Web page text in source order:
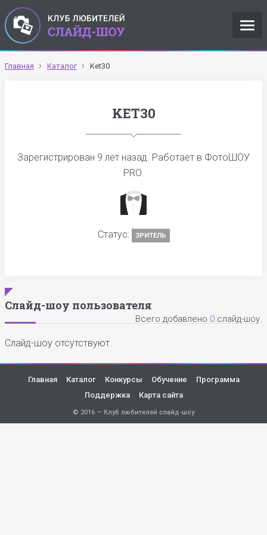
Главная Каталог Ket30
KET30
Зарегистрирован 9 лет назад. Работает в ФотоШОУ
PRO.
Статус: ЗРИТЕЛЬ
Слайд-шоу пользователя
Всего добавлено 0 слайд-шоу.
Слайд-шоу отсутствуют.
Главная Каталог Конкурсы Обучение
Программа
Поддержка
Карта сайта
© 2016 — Клуб любителей слайд-шоу